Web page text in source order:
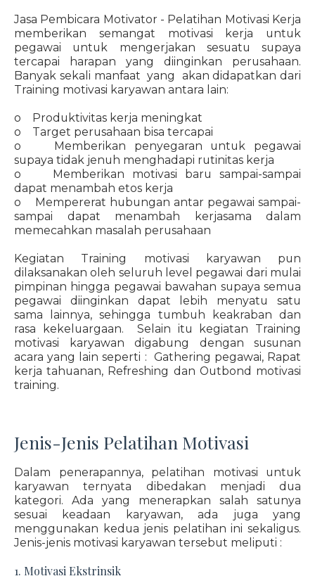
Jasa Pembicara Motivator - Pelatihan Motivasi Kerja
memberikan semangat motivasi kerja untuk
pegawai untuk mengerjakan sesuatu supaya
tercapai harapan yang diinginkan perusahaan.
Banyak sekali manfaat yang akan didapatkan dari
Training motivasi karyawan antara lain:
o Produktivitas kerja meningkat
o Target perusahaan bisa tercapai
o Memberikan penyegaran untuk pegawai
supaya tidak jenuh menghadapi rutinitas kerja
o Memberikan motivasi baru sampai-sampai
dapat menambah etos kerja
o Mempererat hubungan antar pegawai sampai-
sampai dapat menambah kerjasama dalam
memecahkan masalah perusahaan
Kegiatan Training motivasi karyawan pun
dilaksanakan oleh seluruh level pegawai dari mulai
pimpinan hingga pegawai bawahan supaya semua
pegawai diinginkan dapat lebih menyatu satu
sama lainnya, sehingga tumbuh keakraban dan
rasa kekeluargaan. Selain itu kegiatan Training
motivasi karyawan digabung dengan susunan
acara yang lain seperti : Gathering pegawai, Rapat
kerja tahuanan, Refreshing dan Outbond motivasi
training.
Jenis-Jenis Pelatihan Motivasi
Dalam penerapannya, pelatihan motivasi untuk
karyawan ternyata dibedakan menjadi dua
kategori. Ada yang menerapkan salah satunya
sesuai keadaan karyawan, ada juga yang
menggunakan kedua jenis pelatihan ini sekaligus.
Jenis-jenis motivasi karyawan tersebut meliputi :
1. Motivasi Ekstrinsik